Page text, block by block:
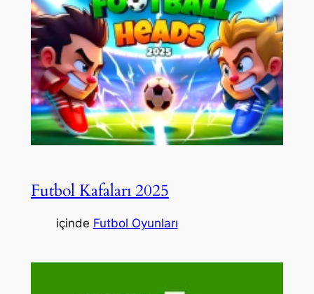
Futbol Kafaları 2025
içinde Futbol Oyunları